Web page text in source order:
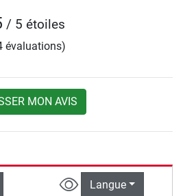
/ 5 étoiles
évaluations)
MON AVIS
Langue